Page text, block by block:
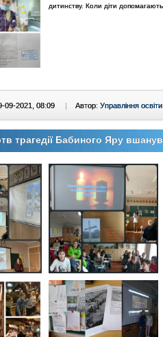
дитинству. Коли діти
09-2021, 08:09 | Автор: Управління освіти
трагедії Бабиного Яру